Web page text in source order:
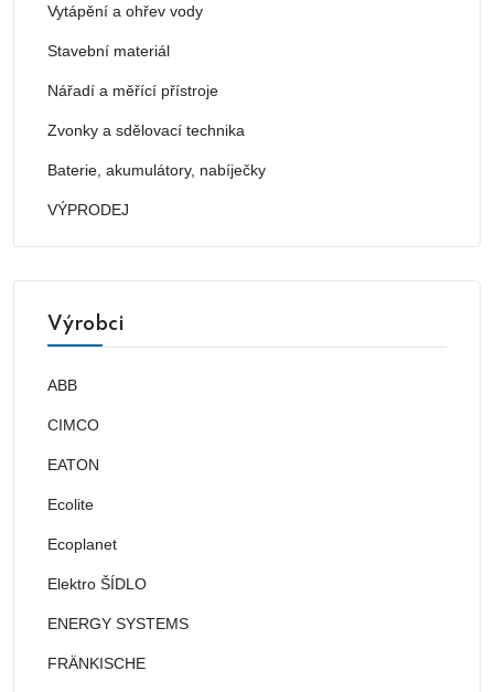
Vytápění a ohřev vody
Stavební materiál
Nářadí a měřící přístroje
Zvonky a sdělovací technika
Baterie, akumulátory, nabíječky
VÝPRODEJ
Výrobci
ABB
CIMCO
EATON
Ecolite
Ecoplanet
Elektro ŠÍDLO
ENERGY SYSTEMS
FRÄNKISCHE